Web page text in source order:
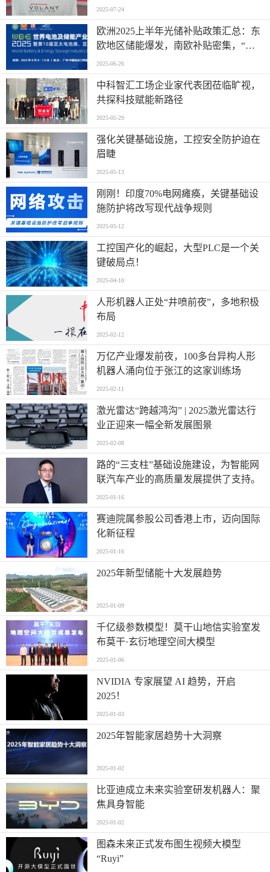
2025-07-24
欧洲2025上半年光储补贴政策汇总：东
欧地区储能爆发，南欧补贴密集，“削
光补储”模式迅速扩张
2025-06-26
中科智汇工场企业家代表团莅临旷视，
共探科技赋能新路径
2025-05-29
强化关键基础设施，工控安全防护迫在
眉睫
2025-05-13
刚刚！印度70%电网瘫痪，关键基础设
施防护将改写现代战争规则
2025-05-12
工控国产化的崛起，大型PLC是一个关
键破局点！
2025-04-10
人形机器人正处“井喷前夜”，多地积极
布局
2025-02-12
万亿产业爆发前夜，100多台异构人形
机器人涌向位于张江的这家训练场
2025-02-11
激光雷达“跨越鸿沟” | 2025激光雷达行
业正迎来一幅全新发展图景
2025-02-08
路的“三支柱”基础设施建设，为智能网
联汽车产业的高质量发展提供了支持。
2025-01-16
赛迪院属参股公司香港上市，迈向国际
化新征程
2025-01-16
2025年新型储能十大发展趋势
2025-01-09
千亿级参数模型！莫干山地信实验室发
布莫干·玄衍地理空间大模型
2025-01-06
NVIDIA 专家展望 AI 趋势，开启
2025！
2025-01-03
2025年智能家居趋势十大洞察
2025-01-02
比亚迪成立未来实验室研发机器人：聚
焦具身智能
2025-01-02
图森未来正式发布图生视频大模型
“Ruyi”